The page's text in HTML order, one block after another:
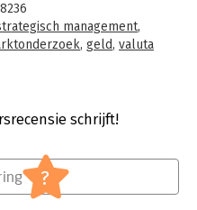
geldmarkt, gebruik
nieuwe
van handelaren; tijd
management,
, geld, valuta
& Sons
schrijft!
?